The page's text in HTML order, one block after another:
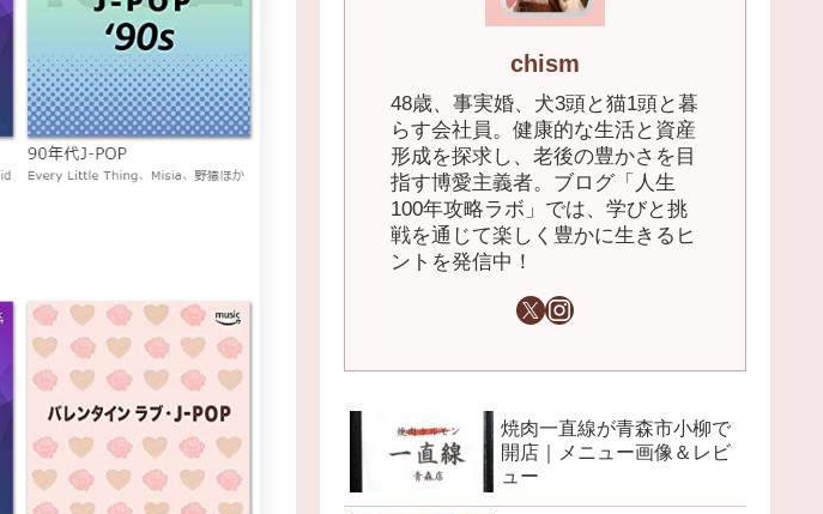
chism
48歳、事実婚、犬3頭と猫1頭と暮
らす会社員。健康的な生活と資産
形成を探求し、老後の豊かさを目
指す博愛主義者。ブログ「人生
100年攻略ラボ」では、学びと挑
戦を通じて楽しく豊かに生きるヒ
ントを発信中！
焼肉一直線が青森市小柳で
開店｜メニュー画像＆レビ
ュー